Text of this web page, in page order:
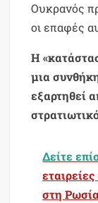
Ουκρανός
οι επαφές
Η
μια
εξαρτηθεί
Δείτε
στη